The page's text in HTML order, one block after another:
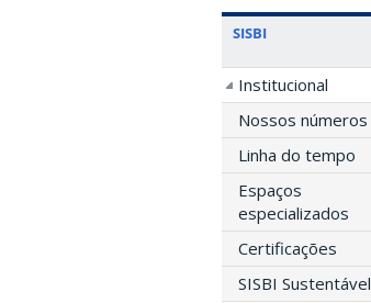
SISBI
Institucional
Nossos números
Linha do tempo
Espaços
especializados
Certificações
SISBI Sustentável